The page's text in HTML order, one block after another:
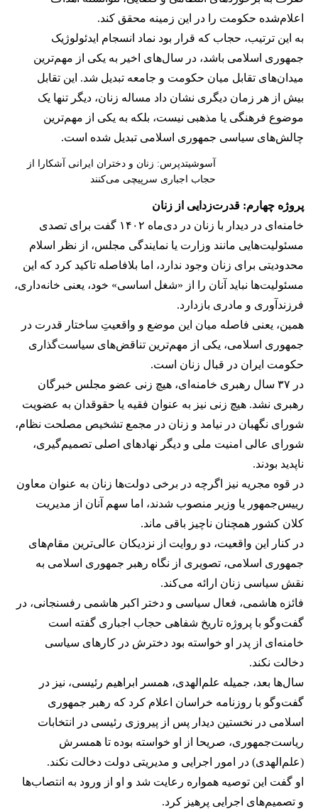
اعلام‌شده حکومت را در این زمینه محقق کند.
به این ترتیب، حجاب که قرار بود نماد انسجام ایدئولوژیک
جمهوری اسلامی باشد، در سال‌های اخیر به یکی از مهم‌ترین
میدان‌های تقابل میان حکومت و جامعه تبدیل شد. این تقابل
بیش از هر زمان دیگری نشان داد مساله زنان، دیگر تنها یک
موضوع فرهنگی یا مذهبی نیست، بلکه به یکی از مهم‌ترین
چالش‌های سیاسی جمهوری اسلامی تبدیل شده است.
آسوشیتدپرس: زنان و دختران ایرانی آشکارا از
حجاب اجباری سرپیچی می‌کنند
پروژه چهارم: قدرت‌زدایی از زنان
خامنه‌ای در دیدار با زنان در دی‌ماه ۱۴۰۲ گفت برای تصدی
مسئولیت‌هایی مانند وزارت یا نمایندگی مجلس، از نظر اسلام
محدودیتی برای زنان وجود ندارد، اما بلافاصله تاکید کرد که این
مسئولیت‌ها نباید آنان را از «شغل اساسی» خود، یعنی خانه‌داری،
فرزندآوری و مادری بازدارد.
همین، یعنی فاصله میان این موضع و واقعیتِ ساختار قدرت در
جمهوری اسلامی، یکی از مهم‌ترین تناقض‌های سیاست‌گذاری
حکومت ایران در قبال زنان است.
در ۳۷ سال رهبری خامنه‌ای، هیچ زنی عضو مجلس خبرگان
رهبری نشد. هیچ زنی نیز به عنوان فقیه یا حقوقدان به عضویت
شورای نگهبان در نیامد و زنان در مجمع تشخیص مصلحت نظام،
شورای عالی امنیت ملی و دیگر نهادهای اصلی تصمیم‌گیری،
ناپدید بودند.
در قوه مجریه نیز اگرچه در برخی دولت‌ها زنان به عنوان معاون
رییس‌جمهور یا وزیر منصوب شدند، اما سهم آنان از مدیریت
کلان کشور همچنان ناچیز باقی ماند.
در کنار این واقعیت، دو روایت از نزدیکان عالی‌ترین مقام‌های
جمهوری اسلامی، تصویری از نگاه رهبر جمهوری اسلامی به
نقش سیاسی زنان ارائه می‌کند.
فائزه هاشمی، فعال سیاسی و دختر اکبر هاشمی رفسنجانی، در
گفت‌وگو با پروژه تاریخ شفاهی حجاب اجباری گفته است
خامنه‌ای از پدر او خواسته بود دخترش در کارهای سیاسی
دخالت نکند.
سال‌ها بعد، جمیله علم‌الهدی، همسر ابراهیم رئیسی، نیز در
گفت‌وگو با روزنامه خراسان اعلام کرد که رهبر جمهوری
اسلامی در نخستین دیدار پس از پیروزی رئیسی در انتخابات
ریاست‌جمهوری، صریحا از او خواسته بوده تا همسرش
(علم‌الهدی) در امور اجرایی و مدیریتی دولت دخالت نکند.
او گفت این توصیه همواره رعایت شد و او از ورود به انتصاب‌ها
و تصمیم‌های اجرایی پرهیز کرد.